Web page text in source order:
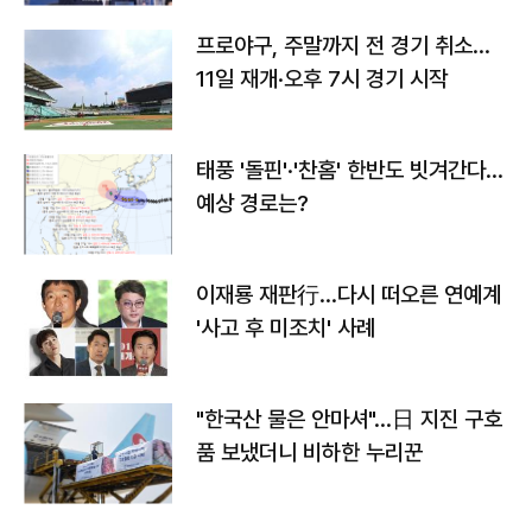
프로야구, 주말까지 전 경기 취소…
11일 재개·오후 7시 경기 시작
태풍 '돌핀'·'찬홈' 한반도 빗겨간다…
예상 경로는?
이재룡 재판行…다시 떠오른 연예계
'사고 후 미조치' 사례
"한국산 물은 안마셔"…日 지진 구호
품 보냈더니 비하한 누리꾼